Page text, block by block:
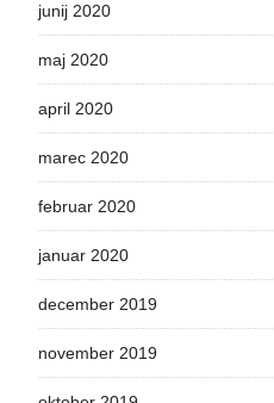
junij 2020
maj 2020
april 2020
marec 2020
februar 2020
januar 2020
december 2019
november 2019